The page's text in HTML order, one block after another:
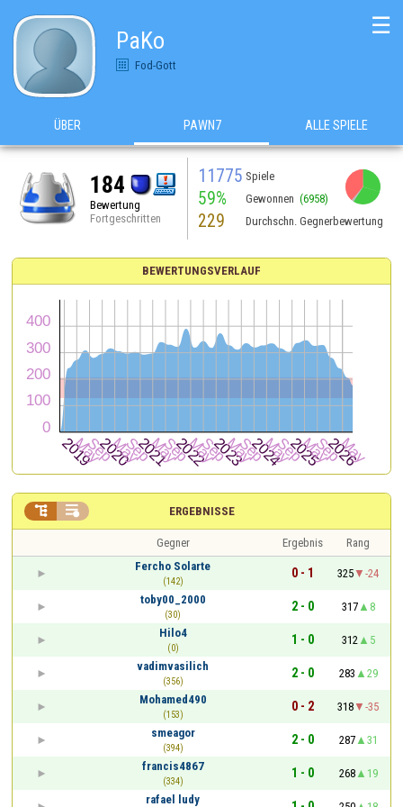
PaKo
Fod-Gott
☰
ÜBER PAWN7 ALLE SPIELE
184
Bewertung
Fortgeschritten
11775 Spiele
59% Gewonnen (6958)
229 Durchschn. Gegnerbewertung
BEWERTUNGSVERLAUF
ERGEBNISSE
 
Gegner Ergebnis
Rang
Fercho Solarte
(142)
0 - 1 325
-24
toby00_2000
(30)
2 - 0 317
8
Hilo4
(0)
1 - 0 312
5
vadimvasilich
(356)
2 - 0 283
29
Mohamed490
(153)
0 - 2 318
-35
smeagor
(394)
2 - 0 287
31
francis4867
(334)
1 - 0 268
19
rafael ludy